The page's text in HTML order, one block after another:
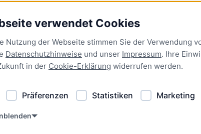
verwendet Cookies
Nutzung der Webseite stimmen Sie der Verwendung
Datenschutzhinweise und unser Impressum. Ihre
in der Cookie-Erklärung widerrufen werden.
Präferenzen Statistiken Marketing